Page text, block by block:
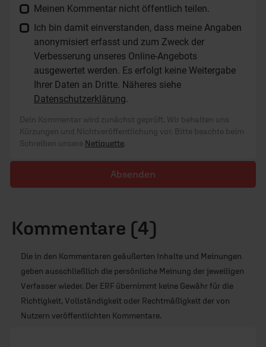
Meinen Kommentar nicht öffentlich teilen.
Ich bin damit einverstanden, dass meine Angaben
anonymisiert erfasst und zum Zweck der
Verbesserung unseres Online-Angebots
ausgewertet werden. Es erfolgt keine Weitergabe
Ihrer Daten an Dritte. Näheres siehe
Datenschutzerklärung.
Dein Kommentar wird zunächst geprüft. Wir behalten uns
Kürzungen und Nichtveröffentlichung vor. Bitte beachte beim
Schreiben unsere Netiquette.
Absenden
Kommentare (4)
Die in den Kommentaren geäußerten Inhalte und Meinungen
geben ausschließlich die persönliche Meinung der jeweiligen
Verfasser wieder. Der ERF übernimmt keine Gewähr für die
Richtigkeit, Vollständigkeit oder Rechtmäßigkeit der von
Nutzern veröffentlichten Kommentare.